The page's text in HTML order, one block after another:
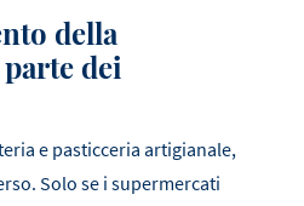
della
dei
e pasticceria artigianale,
Solo se i supermercati